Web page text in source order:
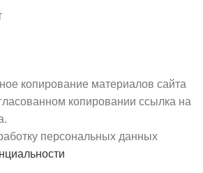
копирование материалов сайта
копировании ссылка на
персональных данных